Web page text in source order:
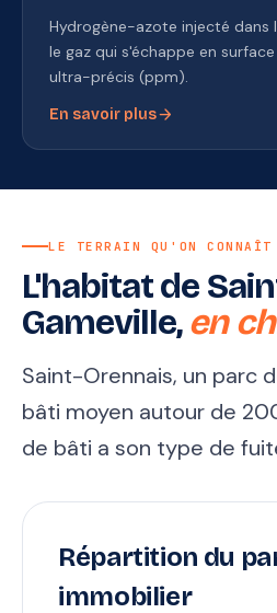
Hydrogène-azote injecté dans
le gaz qui s'échappe en
ultra-précis (ppm).
En savoir plusarrow_forward
LE TERRAIN QU'ON CONNAÎT
L'habitat de
Gameville,en
Saint-Orennais, un parc
bâti moyen autour de
de bâti a son type de
Répartition du
immobilier